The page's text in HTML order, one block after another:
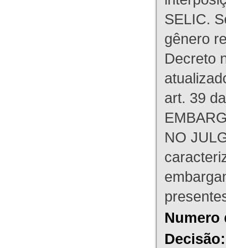
SELIC.
gênero
Decreto
art. 39
NO
Numero
Decisão: